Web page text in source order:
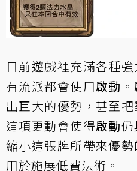
目前遊戲裡充滿各種
有流派都會使用啟動 。
出巨大的優勢，甚至
這項更動會使得啟動
縮小這張牌所帶來優
用於施展低費法術。